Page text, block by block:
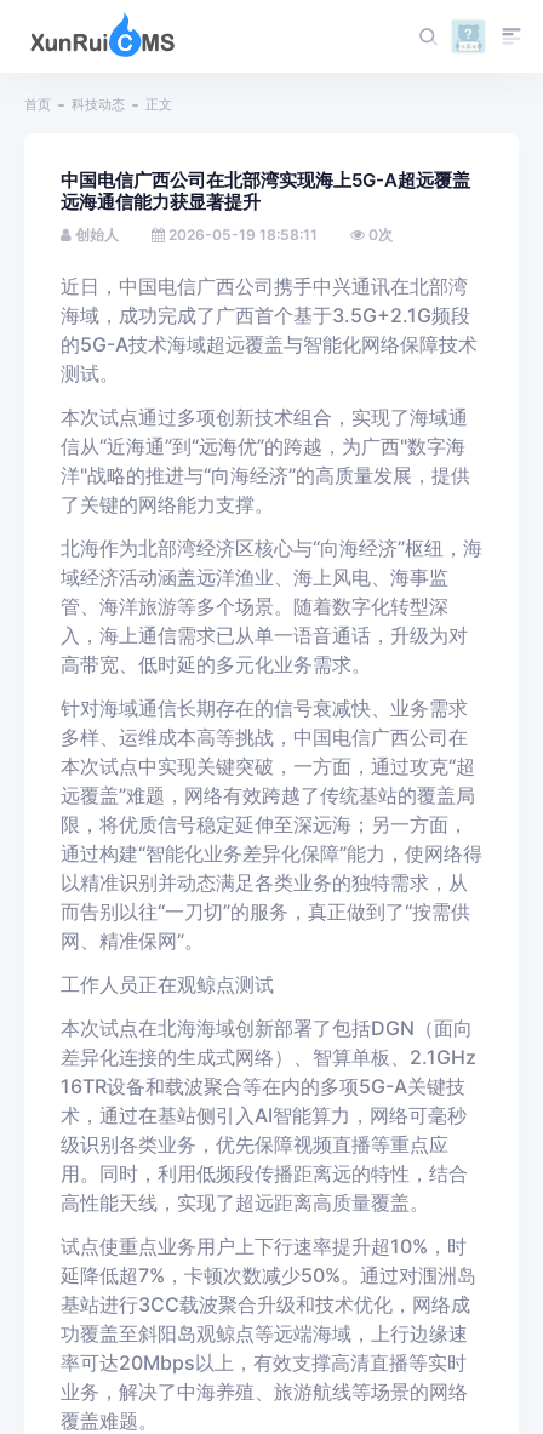
首页 科技动态 正文
中国电信广西公司在北部湾实现海上5G-A超远覆盖
远海通信能力获显著提升
创始人 2026-05-19 18:58:11 0次
近日，中国电信广西公司携手中兴通讯在北部湾
海域，成功完成了广西首个基于3.5G+2.1G频段
的5G-A技术海域超远覆盖与智能化网络保障技术
测试。
本次试点通过多项创新技术组合，实现了海域通
信从“近海通”到“远海优”的跨越，为广西"数字海
洋"战略的推进与“向海经济”的高质量发展，提供
了关键的网络能力支撑。
北海作为北部湾经济区核心与“向海经济”枢纽，海
域经济活动涵盖远洋渔业、海上风电、海事监
管、海洋旅游等多个场景。随着数字化转型深
入，海上通信需求已从单一语音通话，升级为对
高带宽、低时延的多元化业务需求。
针对海域通信长期存在的信号衰减快、业务需求
多样、运维成本高等挑战，中国电信广西公司在
本次试点中实现关键突破，一方面，通过攻克“超
远覆盖”难题，网络有效跨越了传统基站的覆盖局
限，将优质信号稳定延伸至深远海；另一方面，
通过构建“智能化业务差异化保障”能力，使网络得
以精准识别并动态满足各类业务的独特需求，从
而告别以往“一刀切”的服务，真正做到了“按需供
网、精准保网”。
工作人员正在观鲸点测试
本次试点在北海海域创新部署了包括DGN（面向
差异化连接的生成式网络）、智算单板、2.1GHz
16TR设备和载波聚合等在内的多项5G-A关键技
术，通过在基站侧引入AI智能算力，网络可毫秒
级识别各类业务，优先保障视频直播等重点应
用。同时，利用低频段传播距离远的特性，结合
高性能天线，实现了超远距离高质量覆盖。
试点使重点业务用户上下行速率提升超10%，时
延降低超7%，卡顿次数减少50%。通过对涠洲岛
基站进行3CC载波聚合升级和技术优化，网络成
功覆盖至斜阳岛观鲸点等远端海域，上行边缘速
率可达20Mbps以上，有效支撑高清直播等实时
业务，解决了中海养殖、旅游航线等场景的网络
覆盖难题。